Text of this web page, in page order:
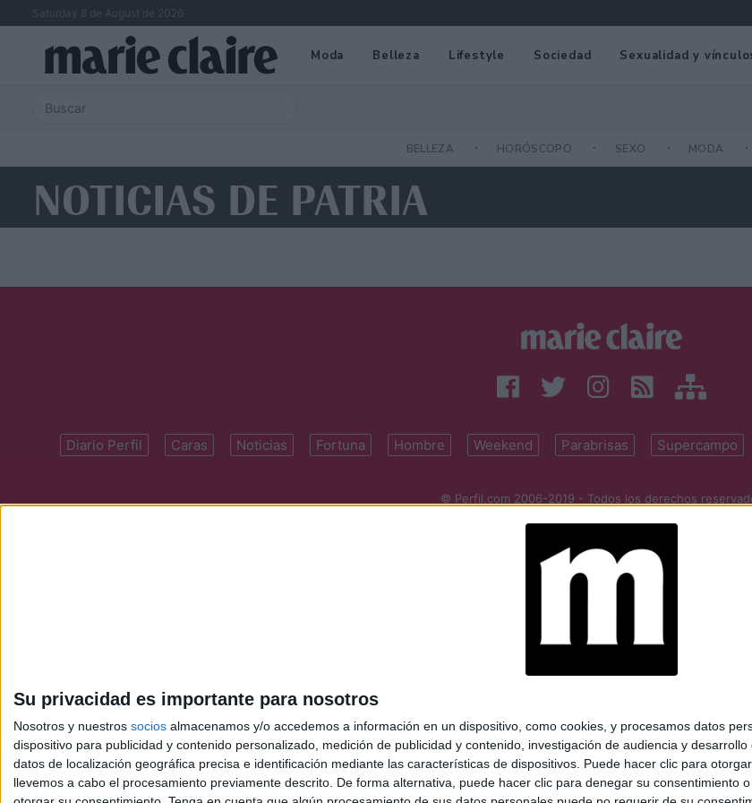
Su privacidad es importante para nosotros
Nosotros y nuestros socios almacenamos y/o accedemos a información en un dispositivo, como cookies, y procesamos datos
dispositivo para publicidad y contenido personalizado, medición de publicidad y contenido, investigación de audiencia y desarrollo
datos de localización geográfica precisa e identificación mediante las características de dispositivos. Puede hacer clic para
llevemos a cabo el procesamiento previamente descrito. De forma alternativa, puede hacer clic para denegar su
Saturday 8 de August de 2026
Moda Belleza Lifestyle Sociedad Sexualidad y
BELLEZA HORÓSCOPO SEXO MODA
NOTICIAS DE PATRIA
Diario Perfil Caras Noticias Fortuna Hombre Weekend Parabrisas Supercampo
© Perfil.com 2006-2019 - Todos los derechos
perfilcom@perfil.com| Propietario: Diario Perfil S.A.